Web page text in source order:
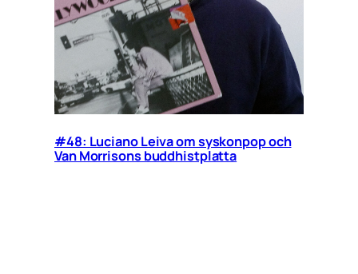
#48: Luciano Leiva om syskonpop och
Van Morrisons buddhistplatta